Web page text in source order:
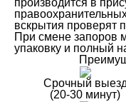
производится в
вскрытия проверят
При смене запоров
упаковку и полный
Срочный выезд
(20-30 минут)